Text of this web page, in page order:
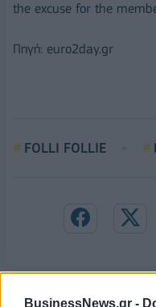
BusinessNews.gr -
the excuse for the
Πηγή: euro2day.gr
FOLLI FOLLIE